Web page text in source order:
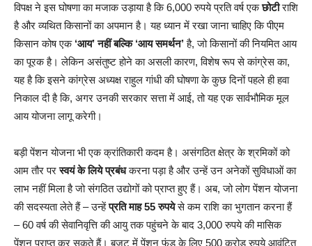
विपक्ष ने इस घोषणा का मजाक उड़ाया है कि 6,000 रुपये प्रति वर्ष एकछोटीराशि
है और व्यथित किसानों का अपमान है। यह ध्यान में रखा जाना चाहिए कि पीएम
किसान कोष एक ‘आय’ नहीं बल्कि ‘आय समर्थन’है, जो किसानों की नियमित आय
का पूरक है। लेकिन असंतुष्ट होने का असली कारण, विशेष रूप से कांग्रेस का,
यह है कि इसने कांग्रेस अध्यक्ष राहुल गांधी की घोषणा के कुछ दिनों पहले ही हवा
निकाल दी है कि, अगर उनकी सरकार सत्ता में आई, तो यह एक सार्वभौमिक मूल
आय योजना लागू करेगी।
बड़ी पेंशन योजना भी एक क्रांतिकारी कदम है। असंगठित क्षेत्र के श्रमिकों को
आम तौर परस्वयं के लिये प्रबंधकरना पड़ा है और उन्हें उन अनेकों सुविधाओं का
लाभ नहीं मिला है जो संगठित उद्योगों को प्राप्त हुए हैं। अब, जो लोग पेंशन योजना
की सदस्यता लेते हैं – उन्हेंप्रति माह 55 रुपयेसे कम राशि का भुगतान करना हैं
– 60 वर्ष की सेवानिवृत्ति की आयु तक पहुंचने के बाद 3,000 रुपये की मासिक
पेंशन प्राप्त कर सकते हैं। बजट में पेंशन फंड के लिए 500 करोड़ रुपये आवंटित